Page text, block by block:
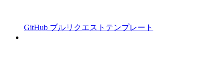
GitHub プルリクエストテンプレート